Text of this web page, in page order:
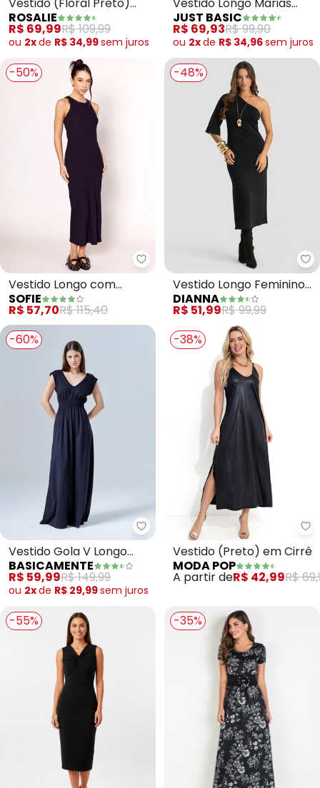
com Babado
ROSALIE
R$ 69,99R$ 109,99
ou 2xde R$ 34,99sem juros
(Preto)
JUST BASIC
R$ 69,93R$ 99,90
ou 2xde R$ 34,96sem juros
-50%
Sofie - Vestido Longo com
Vestido Longo com
Decote Nadador
(Marrom)
SOFIE
R$ 57,70R$ 115,40
-48%
Vestido Longo Feminino
Molicotton Viscose
(Preto)
DIANNA
R$ 51,99R$ 99,99
-60%
Basicamente - Vestido Gola V
Vestido Gola V Longo
(Preto)
BASICAMENTE
R$ 59,99R$ 149,99
ou 2xde R$ 29,99sem juros
-38%
Vestido (Preto) em Cirrê
MODA POP
A partir deR$ 42,99R$
-55% -35%